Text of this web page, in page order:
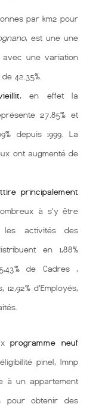
par km2 pour
, est une une
avec une variation
42.35%.
, en effet la
27.85% et
depuis 1999. La
ont augmenté de
principalement
à s'y être
les activités des
en 1,88%
de Cadres ,
12,92% d'Employés,
programme neuf
pinel, lmnp
à un appartement
pour obtenir des